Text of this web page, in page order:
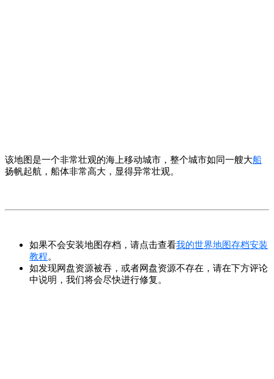
该地图是一个非常壮观的海上移动城市，整个城市如同一艘大船
扬帆起航，船体非常高大，显得异常壮观。
如果不会安装地图存档，请点击查看我的世界地图存档安装
教程。
如发现网盘资源被吞，或者网盘资源不存在，请在下方评论
中说明，我们将会尽快进行修复。